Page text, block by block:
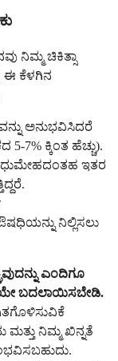
ನಿಮ್ಮ ಚಿಕಿತ್ಸಾ
ಈ ಕೆಳಗಿನ
ಅನುಭವಿಸಿದರೆ
7% ಕ್ಕಿಂತ ಹೆಚ್ಚು).
ಇತರ
ನಿಲ್ಲಿಸಲು
ಎಂದಿಗೂ
ಬದಲಾಯಿಸಬೇಡಿ.
ನಿಮ್ಮ ಖಿನ್ನತೆ